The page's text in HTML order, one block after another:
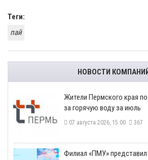
Теги:
пай
НОВОСТИ
​Жители Пермского края
за горячую воду за июль
07 августа 2026, 15:00 367
​Филиал «ПМУ» представил